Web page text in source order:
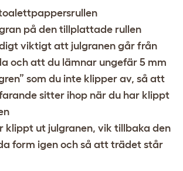
på den tillplattade rullen
viktigt att julgranen går från
och att du lämnar ungefär 5 mm
som du inte klipper av, så att
sitter ihop när du har klippt
klippt ut julgranen, vik tillbaka den
form igen och så att trädet står